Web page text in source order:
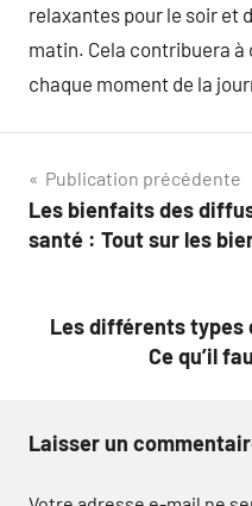
relaxantes pour le soir et
matin. Cela contribuera à
chaque moment de la
Navigation
de
Publication précédente
Les bienfaits des
santé : Tout sur les
Les différents types
Ce qu’il
Laisser un